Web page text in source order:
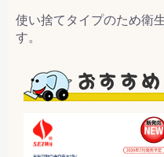
使い捨てタイプのため衛
す。